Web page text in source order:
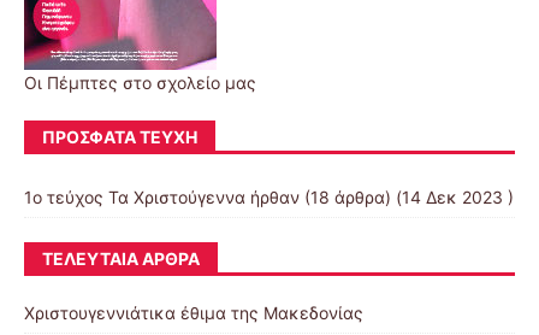
Οι Πέμπτες στο σχολείο μας
ΠΡΌΣΦΑΤΑ ΤΕΎΧΗ
1ο τεύχος Τα Χριστούγεννα ήρθαν (18 άρθρα) (14 Δεκ 2023 )
ΤΕΛΕΥΤΑΊΑ ΆΡΘΡΑ
Χριστουγεννιάτικα έθιμα της Μακεδονίας